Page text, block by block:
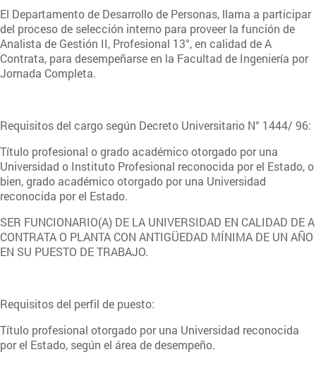
El Departamento de Desarrollo de Personas, llama a participar
del proceso de selección interno para proveer la función de
Analista de Gestión II, Profesional 13°, en calidad de A
Contrata, para desempeñarse en la Facultad de Ingeniería por
Jornada Completa.
Requisitos del cargo según Decreto Universitario N° 1444/ 96:
Título profesional o grado académico otorgado por una
Universidad o Instituto Profesional reconocida por el Estado, o
bien, grado académico otorgado por una Universidad
reconocida por el Estado.
SER FUNCIONARIO(A) DE LA UNIVERSIDAD EN CALIDAD DE A
CONTRATA O PLANTA CON ANTIGÜEDAD MÍNIMA DE UN AÑO
EN SU PUESTO DE TRABAJO.
Requisitos del perfil de puesto:
Título profesional otorgado por una Universidad reconocida
por el Estado, según el área de desempeño.